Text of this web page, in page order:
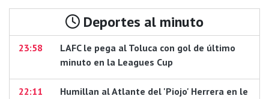
Deportes al minuto
23:58
LAFC le pega al Toluca con gol de último
minuto en la Leagues Cup
22:11
Humillan al Atlante del 'Piojo' Herrera en le